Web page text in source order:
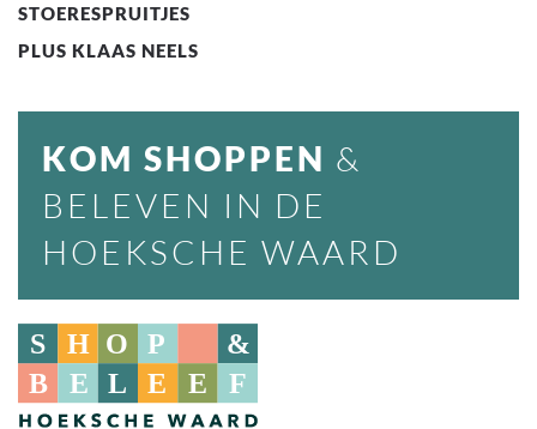
STOERESPRUITJES
PLUS KLAAS NEELS
KOM SHOPPEN &
BELEVEN IN DE
HOEKSCHE WAARD